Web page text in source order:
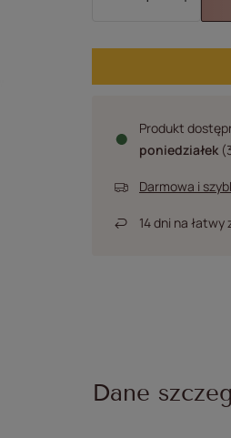
Produkt
poniedziałek
Darmowa i
14dni na łatwy
Dane